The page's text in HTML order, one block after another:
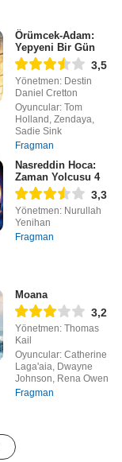
Örümcek-Adam:
Yepyeni Bir Gün
3,5
Yönetmen: Destin
Daniel Cretton
Oyuncular: Tom
Holland, Zendaya,
Sadie Sink
Fragman
Nasreddin Hoca:
Zaman Yolcusu 4
3,3
Yönetmen: Nurullah
Yenihan
Fragman
Moana
3,2
Yönetmen: Thomas
Kail
Oyuncular: Catherine
Laga'aia, Dwayne
Johnson, Rena Owen
Fragman